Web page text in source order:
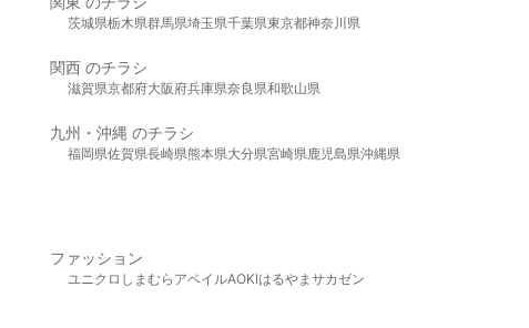
茨城県栃木県群馬県埼玉県千葉県東京都神奈川県
関西 のチラシ
滋賀県京都府大阪府兵庫県奈良県和歌山県
九州・沖縄 のチラシ
福岡県佐賀県長崎県熊本県大分県宮崎県鹿児島県沖縄県
ファッション
ユニクロ しまむら アベイルAOKIはるやま サカゼン